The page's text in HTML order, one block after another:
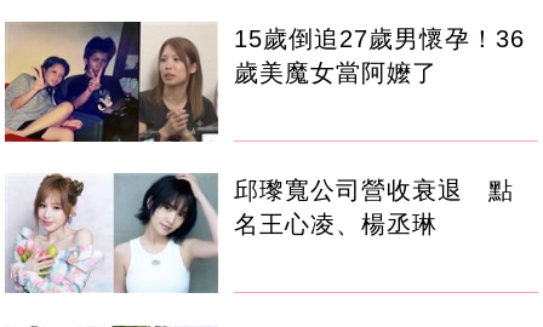
15歲倒追27歲男懷孕！36
歲美魔女當阿嬤了
邱瓈寬公司營收衰退 點
名王心凌、楊丞琳